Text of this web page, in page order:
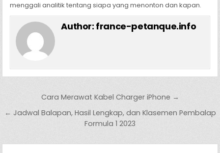
menggali analitik tentang siapa yang menonton dan kapan.
Author: france-petanque.info
Post navigation
Cara Merawat Kabel Charger iPhone →
← Jadwal Balapan, Hasil Lengkap, dan Klasemen Pembalap
Formula 1 2023